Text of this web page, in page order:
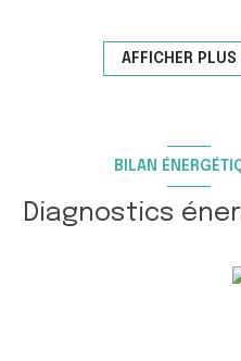
d'un jardin parfaitement
semi-enterrée.
porte garage,
n'étant pas située
AFFICHER PLUS
BILAN
Diagnostics